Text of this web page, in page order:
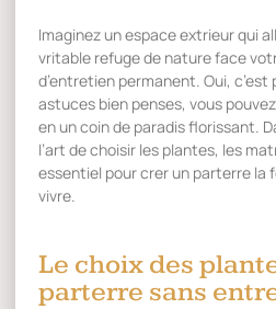
Imaginez un espace extrieur qui
vritable refuge de nature face
d’entretien permanent. Oui, c’est
astuces bien penses, vous
en un coin de paradis florissant.
l’art de choisir les plantes, les
essentiel pour crer un parterre la
vivre.
Le choix des
parterre sans